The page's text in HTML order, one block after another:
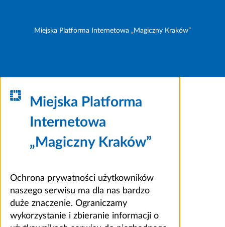
Miejska Platforma Internetowa „Magiczny Kraków”
Miejska Platforma
Internetowa
„Magiczny Kraków”
Ochrona prywatności użytkowników
naszego serwisu ma dla nas bardzo
duże znaczenie. Ograniczamy
wykorzystanie i zbieranie informacji o